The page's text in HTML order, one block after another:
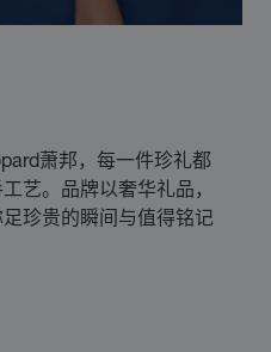
萧邦，每一件珍礼都
艺。品牌以奢华礼品，
珍贵的瞬间与值得铭记